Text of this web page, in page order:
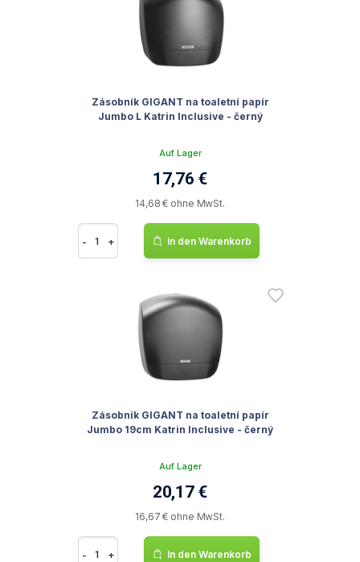
Zásobník GIGANT na toaletní papír
Jumbo L Katrin Inclusive - černý
Auf Lager
17,76 €
14,68 € ohne MwSt.
- + In den Warenkorb
Zásobník GIGANT na toaletní papír
Jumbo 19cm Katrin Inclusive - černý
Auf Lager
20,17 €
16,67 € ohne MwSt.
- + In den Warenkorb